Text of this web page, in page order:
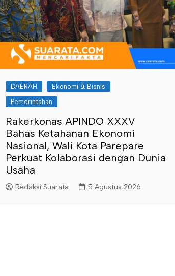
DAERAH
Ekonomi & Bisnis
Pemerintahan
Rakerkonas APINDO XXXV
Bahas Ketahanan Ekonomi
Nasional, Wali Kota Parepare
Perkuat Kolaborasi dengan Dunia
Usaha
Redaksi Suarata 5 Agustus 2026